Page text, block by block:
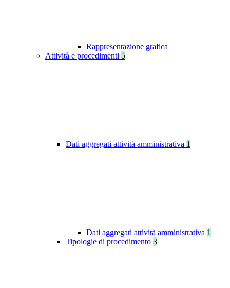
Rappresentazione grafica
Attività e procedimenti 5
Dati aggregati attività amministrativa 1
Dati aggregati attività amministrativa 1
Tipologie di procedimento 3